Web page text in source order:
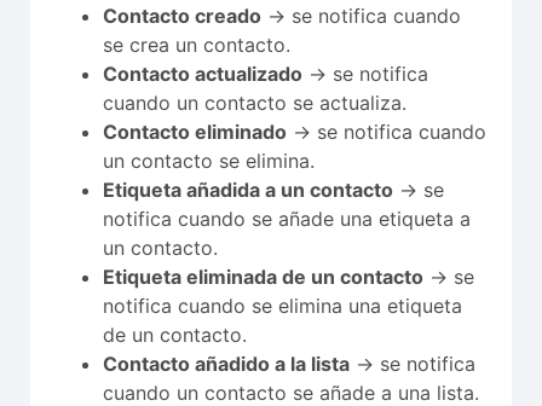
Contacto creado → se notifica cuando
se crea un contacto.
Contacto actualizado → se notifica
cuando un contacto se actualiza.
Contacto eliminado → se notifica cuando
un contacto se elimina.
Etiqueta añadida a un contacto → se
notifica cuando se añade una etiqueta a
un contacto.
Etiqueta eliminada de un contacto → se
notifica cuando se elimina una etiqueta
de un contacto.
Contacto añadido a la lista → se notifica
cuando un contacto se añade a una lista.